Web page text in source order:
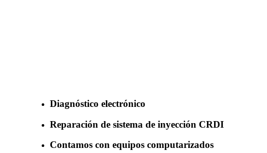
Diagnóstico electrónico
Reparación de sistema de inyección CRDI
Contamos con equipos computarizados